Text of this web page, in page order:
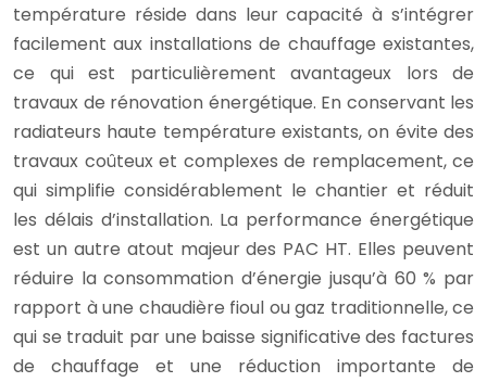
température réside dans leur capacité à s’intégrer
facilement aux installations de chauffage existantes,
ce qui est particulièrement avantageux lors de
travaux de rénovation énergétique. En conservant les
radiateurs haute température existants, on évite des
travaux coûteux et complexes de remplacement, ce
qui simplifie considérablement le chantier et réduit
les délais d’installation. La performance énergétique
est un autre atout majeur des PAC HT. Elles peuvent
réduire la consommation d’énergie jusqu’à 60 % par
rapport à une chaudière fioul ou gaz traditionnelle, ce
qui se traduit par une baisse significative des factures
de chauffage et une réduction importante de